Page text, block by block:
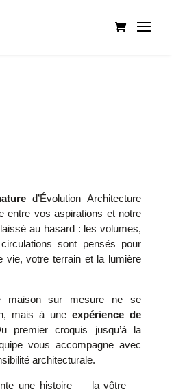
d’Évolution Architecture
entre vos aspirations et notre
au hasard : les volumes,
sont pensés pour
vie, votre terrain et la lumière
maison sur mesure ne se
mais à uneexpérience de
premier croquis jusqu’à la
vous accompagne avec
architecturale.
une histoire — la vôtre —